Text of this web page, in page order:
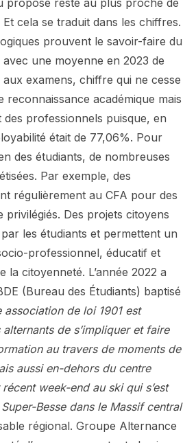
cela se traduit dans les chiffres.
prouvent le savoir-faire du
une moyenne en 2023 de
examens, chiffre qui ne cesse
reconnaissance académique mais
professionnels puisque, en
était de 77,06%. Pour
des étudiants, de nombreuses
Par exemple, des
régulièrement au CFA pour des
privilégiés. Des projets citoyens
les étudiants et permettent un
professionnel, éducatif et
la citoyenneté. L’année 2022 a
(Bureau des Étudiants) baptisé
association de loi 1901 est
de s’impliquer et faire
au travers de moments de
aussi en-dehors du centre
week-end au ski qui s’est
Besse dans le Massif central
régional. Groupe Alternance